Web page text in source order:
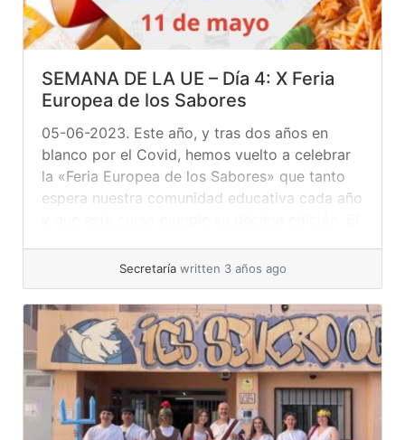
SEMANA DE LA UE – Día 4: X Feria
Europea de los Sabores
05-06-2023. Este año, y tras dos años en
blanco por el Covid, hemos vuelto a celebrar
la «Feria Europea de los Sabores» que tanto
espera nuestra comunidad educativa cada año
volcaron en preparar una feria gastronómica y
cultural... »read more
Secretaría written 3 años ago